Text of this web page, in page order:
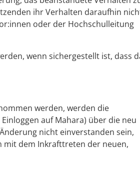
ihr Verhalten daraufhin
oder der Hochschulleitung
wenn sichergestellt ist, dass
werden, werden die
auf Mahara) über die neu
nicht einverstanden sein,
mit dem Inkrafttreten der neuen,